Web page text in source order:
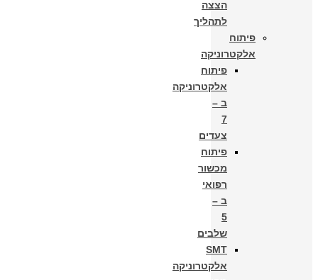
הצצה
לתהליך
פיתוח
אלקטרוניקה
פיתוח
אלקטרוניקה
ב –
7
צעדים
פיתוח
מכשור
רפואי
ב –
5
שלבים
SMT
אלקטרוניקה